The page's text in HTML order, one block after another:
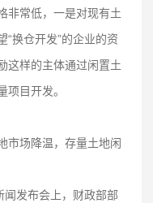
非常低，一是对现有土
“换仓开发”的企业的资
这样的主体通过闲置土
目开发。
市场降温，存量土地闲
发布会上，财政部部